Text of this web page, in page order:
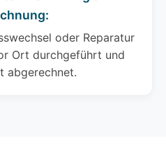
oder Reparatur
Ort durchgeführt und
abgerechnet.